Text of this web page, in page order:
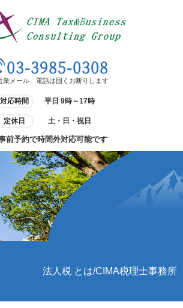
03-3985-0308
業メール、電話は固くお断りします
対応時間 平日 9時～17時
定休日 土・日・祝日
前予約で時間外対応可能です
法人税 とは/CIMA税理士事務所